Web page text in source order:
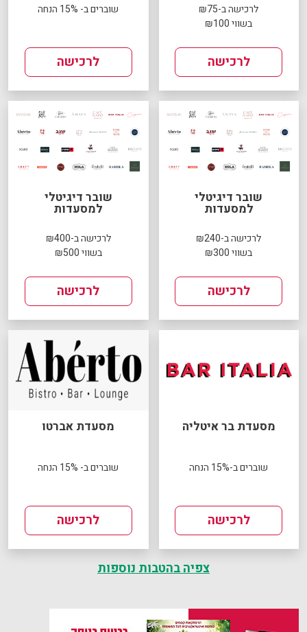
לרכישה ב-₪75
בשווי ₪100
לרכישה
שוברים ב- 15% הנחה
לרכישה
שובר דיגיטלי
למסעדות
לרכישה ב-₪240
בשווי ₪300
לרכישה
שובר דיגיטלי
למסעדות
לרכישה ב-₪400
בשווי ₪500
לרכישה
מסעדת בר איטליה
שוברים ב-15% הנחה
לרכישה
מסעדת אברטו
שוברים ב- 15% הנחה
לרכישה
צפיה בהטבות נוספות